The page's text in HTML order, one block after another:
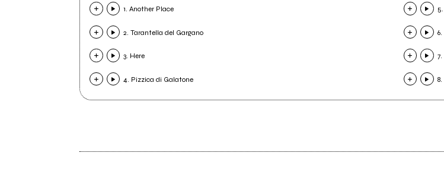
1. Another Place
2. Tarantella del Gargano
3. Here
4. Pizzica di Galatone 8.